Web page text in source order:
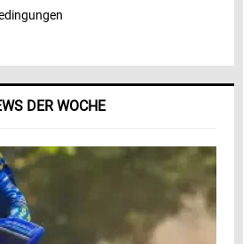
DER WOCHE